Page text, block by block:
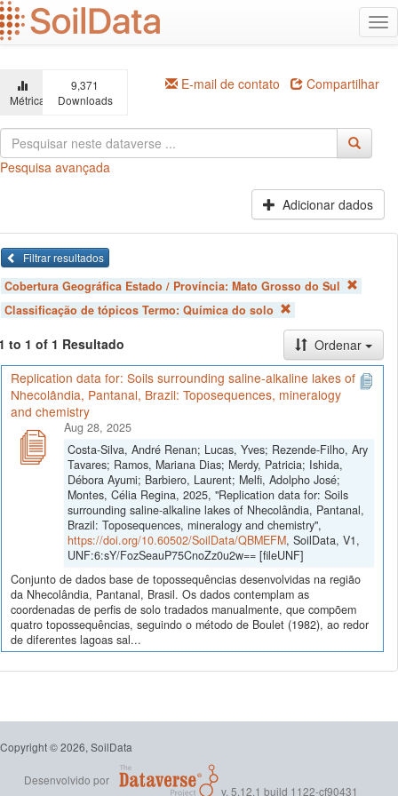
Ir
para
o
principal
Métricas
9,371
Downloads
E-mail de contato Compartilhar
Pesquisa avançada
Adicionar dados
Filtrar resultados
Cobertura Geográfica Estado / Província: Mato Grosso do Sul
Classificação de tópicos Termo: Química do solo
to 1 of 1 Resultado
Ordenar
Replication data for: Soils surrounding saline-alkaline lakes of
Nhecolândia, Pantanal, Brazil: Toposequences, mineralogy
and chemistry
Aug 28, 2025
Costa-Silva, André Renan; Lucas, Yves; Rezende-Filho, Ary
Tavares; Ramos, Mariana Dias; Merdy, Patricia; Ishida,
Débora Ayumi; Barbiero, Laurent; Melfi, Adolpho José;
Montes, Célia Regina, 2025, "Replication data for: Soils
surrounding saline-alkaline lakes of Nhecolândia, Pantanal,
Brazil: Toposequences, mineralogy and chemistry",
https://doi.org/10.60502/SoilData/QBMEFM, SoilData, V1,
UNF:6:sY/FozSeauP75CnoZz0u2w== [fileUNF]
Conjunto de dados base de topossequências desenvolvidas na região
da Nhecolândia, Pantanal, Brasil. Os dados contemplam as
coordenadas de perfis de solo tradados manualmente, que compõem
quatro topossequências, seguindo o método de Boulet (1982), ao redor
de diferentes lagoas sal...
Copyright © 2026, SoilData
Desenvolvido por
v. 5.12.1 build 1122-cf90431